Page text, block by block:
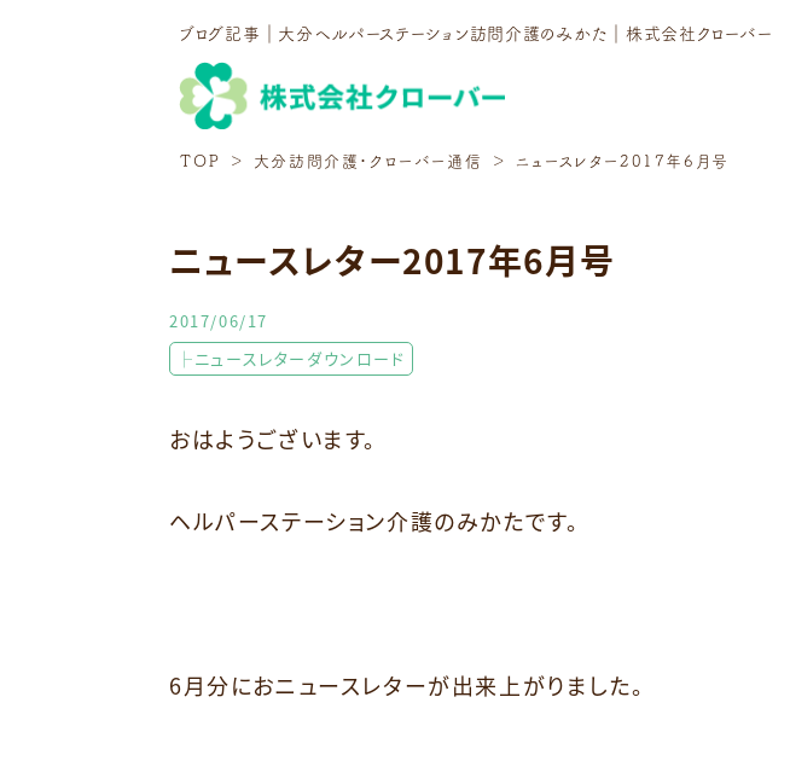
ブログ記事｜大分ヘルパーステーション訪問介護のみかた ｜株式会社クローバー
TOP 大分訪問介護・クローバー通信 ニュースレター2017年6月号
ニュースレター2017年6月号
2017/06/17
├ニュースレターダウンロード
おはようございます。
ヘルパーステーション介護のみかたです。
6月分におニュースレターが出来上がりました。